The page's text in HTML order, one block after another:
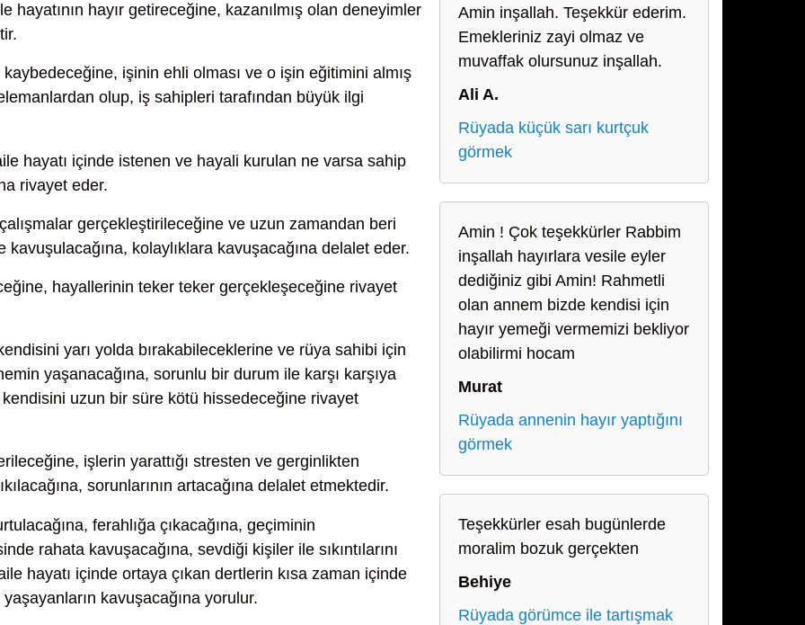
hayatının hayır getireceğine, kazanılmış olan deneyimler
işinin ehli olması ve o işin eğitimini almış
olup, iş sahipleri tarafından büyük ilgi
hayatı içinde istenen ve hayali kurulan ne varsa sahip
rivayet eder.
çalışmalar gerçekleştirileceğine ve uzun zamandan beri
kolaylıklara kavuşacağına delalet eder.
hayallerinin teker teker gerçekleşeceğine rivayet
yarı yolda bırakabileceklerine ve rüya sahibi için
yaşanacağına, sorunlu bir durum ile karşı karşıya
uzun bir süre kötü hissedeceğine rivayet
işlerin yarattığı stresten ve gerginlikten
sorunlarının artacağına delalet etmektedir.
ferahlığa çıkacağına, geçiminin
rahata kavuşacağına, sevdiği kişiler ile sıkıntılarını
hayatı içinde ortaya çıkan dertlerin kısa zaman içinde
kavuşacağına yorulur.
Amin inşallah. Teşekkür ederim.
Emekleriniz zayi olmaz ve
muvaffak olursunuz inşallah.
Ali A.
Rüyada küçük sarı kurtçuk
görmek
Amin ! Çok teşekkürler Rabbim
inşallah hayırlara vesile eyler
dediğiniz gibi Amin! Rahmetli
olan annem bizde kendisi için
hayır yemeği vermemizi bekliyor
olabilirmi hocam
Murat
Rüyada annenin hayır yaptığını
görmek
Teşekkürler esah bugünlerde
moralim bozuk gerçekten
Behiye
Rüyada görümce ile tartışmak